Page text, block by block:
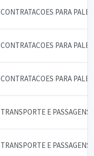
CONTRATACOES PARA
CONTRATACOES PARA
CONTRATACOES PARA
TRANSPORTE E PASSAGENS
TRANSPORTE E PASSAGENS